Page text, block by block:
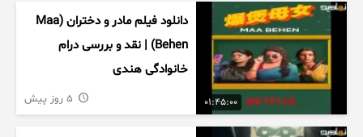
01:45:00
دانلود فیلم مادر و دختران (Maa
Behen) | نقد و بررسی درام
خانوادگی هندی